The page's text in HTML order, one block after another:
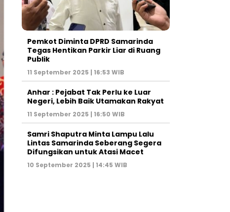
Pemkot Diminta DPRD Samarinda
Tegas Hentikan Parkir Liar di Ruang
Publik
11 September 2025 | 16:53 WIB
Anhar : Pejabat Tak Perlu ke Luar
Negeri, Lebih Baik Utamakan Rakyat
11 September 2025 | 16:50 WIB
Samri Shaputra Minta Lampu Lalu
Lintas Samarinda Seberang Segera
Difungsikan untuk Atasi Macet
10 September 2025 | 14:45 WIB